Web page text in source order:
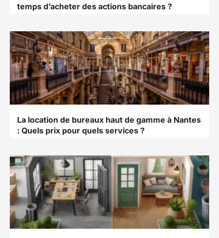
temps d’acheter des actions bancaires ?
La location de bureaux haut de gamme à Nantes
: Quels prix pour quels services ?